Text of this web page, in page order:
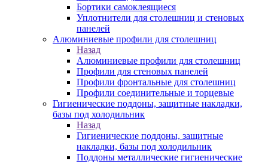
Бортики самоклеящиеся
Уплотнители для столешниц и стеновых
панелей
Алюминиевые профили для столешниц
Назад
Алюминиевые профили для столешниц
Профили для стеновых панелей
Профили фронтальные для столешниц
Профили соединительные и торцевые
Гигиенические поддоны, защитные накладки,
базы под холодильник
Назад
Гигиенические поддоны, защитные
накладки, базы под холодильник
Поддоны металлические гигиенические